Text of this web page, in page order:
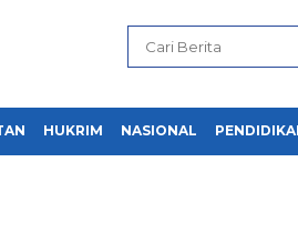
HUKRIM NASIONAL